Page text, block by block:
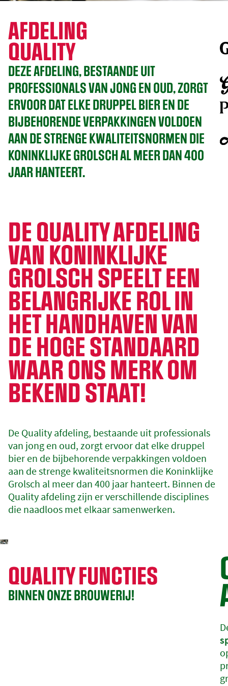
AFDELING
QUALITY
DEZE AFDELING, BESTAANDE UIT
PROFESSIONALS VAN JONG EN OUD, ZORGT
ERVOOR DAT ELKE DRUPPEL BIER EN DE
BIJBEHORENDE VERPAKKINGEN VOLDOEN
AAN DE STRENGE KWALITEITSNORMEN DIE
KONINKLIJKE GROLSCH AL MEER DAN 400
JAAR HANTEERT.
DE QUALITY AFDELING
VAN KONINKLIJKE
GROLSCH SPEELT EEN
BELANGRIJKE ROL IN
HET HANDHAVEN VAN
DE HOGE STANDAARD
WAAR ONS MERK OM
BEKEND STAAT!
De Quality afdeling, bestaande uit professionals
van jong en oud, zorgt ervoor dat elke druppel
bier en de bijbehorende verpakkingen voldoen
aan de strenge kwaliteitsnormen die Koninklijke
Grolsch al meer dan 400 jaar hanteert. Binnen de
Quality afdeling zijn er verschillende disciplines
die naadloos met elkaar samenwerken.
QUALITY FUNCTIES
BINNEN ONZE BROUWERIJ!